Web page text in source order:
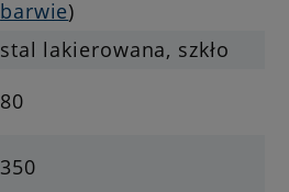
barwie)
stal lakierowana, szkło
80
350